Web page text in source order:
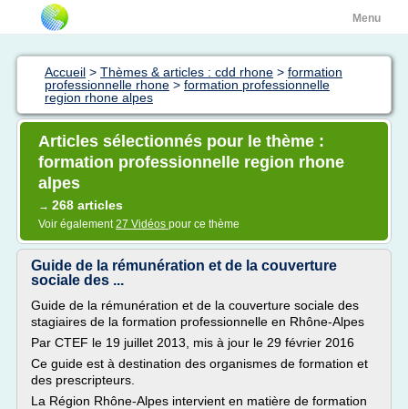
Menu
Accueil > Thèmes & articles : cdd rhone > formation
professionnelle rhone > formation professionnelle
region rhone alpes
Articles sélectionnés pour le thème :
formation professionnelle region rhone
alpes
→ 268 articles
Voir également27 Vidéos pour ce thème
Guide de la rémunération et de la couverture
sociale des ...
Guide de la rémunération et de la couverture sociale des
stagiaires de la formation professionnelle en Rhône-Alpes
Par CTEF le 19 juillet 2013, mis à jour le 29 février 2016
Ce guide est à destination des organismes de formation et
des prescripteurs.
La Région Rhône-Alpes intervient en matière de formation